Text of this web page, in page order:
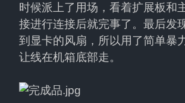
时候派上了用场，看着扩展板和
接进行连接后就完事了。最后发
到显卡的风扇，所以用了简单暴
让线在机箱底部走。